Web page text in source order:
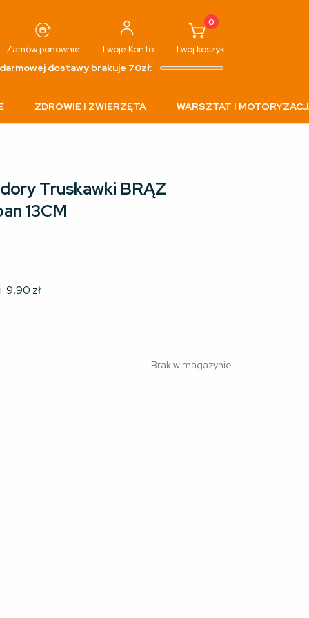
Zamów ponownie Twoje Konto
0
Twój koszyk
dostawy brakuje 70zł:
ZDROWIE I ZWIERZĘTA WARSZTAT I
Truskawki BRĄZ
13CM
9,90 zł
Brak w magazynie